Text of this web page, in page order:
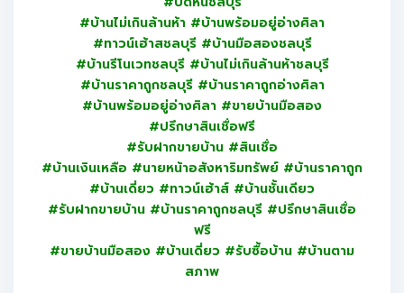
#บ้านไม่เกินล้านห้า #บ้านพร้อมอยู่อ่างศิลา
#ทาวน์เฮ้าสชลบุรี #บ้านมือสองชลบุรี
#บ้านรีโนเวทชลบุรี #บ้านไม่เกินล้านห้าชลบุรี
#บ้านราคาถูกชลบุรี #บ้านราคาถูกอ่างศิลา
#บ้านพร้อมอยู่อ่างศิลา #ขายบ้านมือสอง
#ปรึกษาสินเชื่อฟรี
#รับฝากขายบ้าน #สินเชื่อ
#บ้านเงินเหลือ #นายหน้าอสังหาริมทรัพย์ #บ้านราคาถูก
#บ้านเดี่ยว #ทาวน์เฮ้าส์ #บ้านชั้นเดียว
#รับฝากขายบ้าน #บ้านราคาถูกชลบุรี #ปรึกษาสินเชื่อ
ฟรี
#ขายบ้านมือสอง #บ้านเดี่ยว #รับซื้อบ้าน #บ้านตาม
สภาพ